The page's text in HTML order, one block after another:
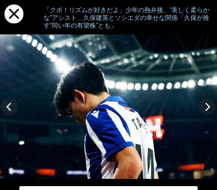
「クボ！リズムが好きだよ」少年の熱弁後、“美しく柔らか
な”アシスト…久保建英とソシエダの幸せな関係「久保が推
す“同い年の有望株”とも」